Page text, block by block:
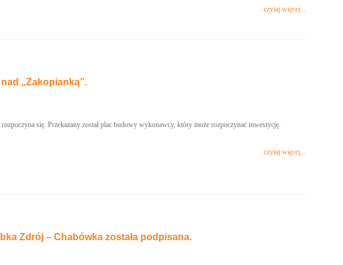
czytaj więcej...
„Zakopianką”.
się. Przekazany został plac budowy wykonawcy, który może rozpoczynać inwestycję.
czytaj więcej...
Zdrój – Chabówka została podpisana.